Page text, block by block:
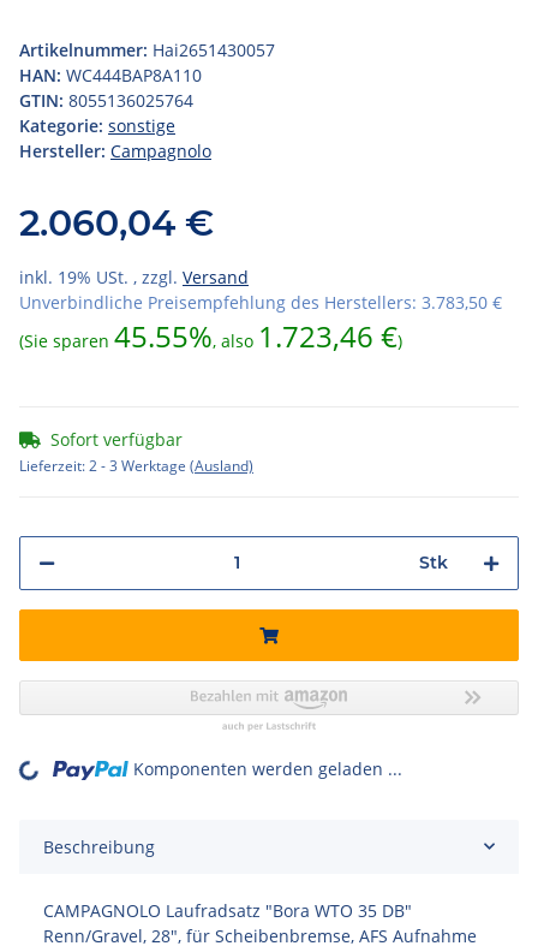
Artikelnummer: Hai2651430057
HAN: WC444BAP8A110
GTIN: 8055136025764
Kategorie: sonstige
Hersteller: Campagnolo
2.060,04 €
inkl. 19% USt. , zzgl. Versand
Unverbindliche Preisempfehlung des Herstellers: 3.783,50 €
(Sie sparen 45.55%, also 1.723,46 €)
Sofort verfügbar
Lieferzeit:2 - 3 Werktage (Ausland)
Stk
Loading... Komponenten werden geladen ...
Beschreibung
CAMPAGNOLO Laufradsatz "Bora WTO 35 DB"
Renn/Gravel, 28", für Scheibenbremse, AFS Aufnahme